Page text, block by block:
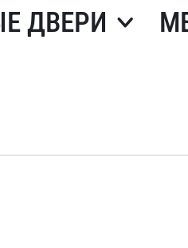
ДВЕРИ